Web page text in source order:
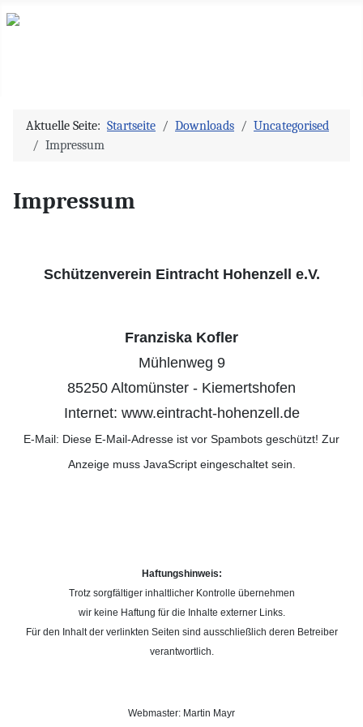
Aktuelle Seite: Startseite Downloads
Uncategorised
Impressum
Impressum
Schützenverein Eintracht Hohenzell e.V.
Franziska Kofler
Mühlenweg 9
85250 Altomünster - Kiemertshofen
Internet: www.eintracht-hohenzell.de
E-Mail: Diese E-Mail-Adresse ist vor Spambots geschützt! Zur
Anzeige muss JavaScript eingeschaltet sein.
Haftungshinweis:
Trotz sorgfältiger inhaltlicher Kontrolle übernehmen
wir keine Haftung für die Inhalte externer Links.
Für den Inhalt der verlinkten Seiten sind ausschließlich deren Betreiber
verantwortlich.
Webmaster: Martin Mayr